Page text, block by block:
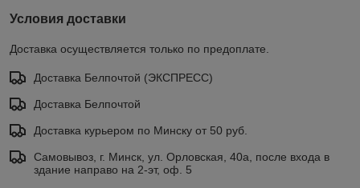
Условия доставки
Доставка осуществляется только по предоплате.
Доставка Белпочтой (ЭКСПРЕСС)
Доставка Белпочтой
Доставка курьером по Минску от 50 руб.
Самовывоз, г. Минск, ул. Орловская, 40а, после входа в
здание направо на 2-эт, оф. 5